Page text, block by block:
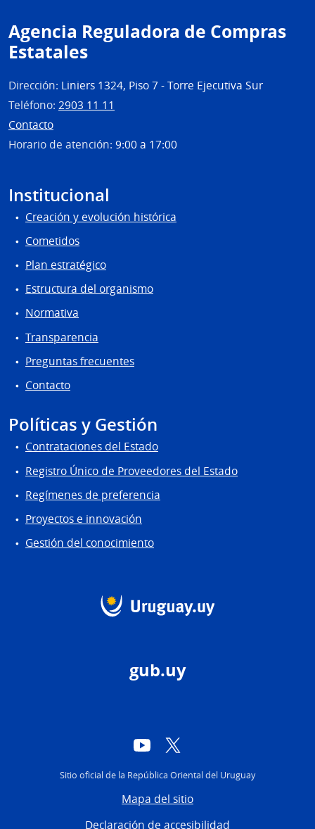
Agencia Reguladora de Compras
Estatales
Dirección: Liniers 1324, Piso 7 - Torre Ejecutiva Sur
Teléfono: 2903 11 11
Contacto
Horario de atención: 9:00 a 17:00
Institucional
Creación y evolución histórica
Cometidos
Plan estratégico
Estructura del organismo
Normativa
Transparencia
Preguntas frecuentes
Contacto
Políticas y Gestión
Contrataciones del Estado
Registro Único de Proveedores del Estado
Regímenes de preferencia
Proyectos e innovación
Gestión del conocimiento
gub.uy
YouTube
Sitio oficial de la República Oriental del Uruguay
Mapa del sitio
Declaración de accesibilidad